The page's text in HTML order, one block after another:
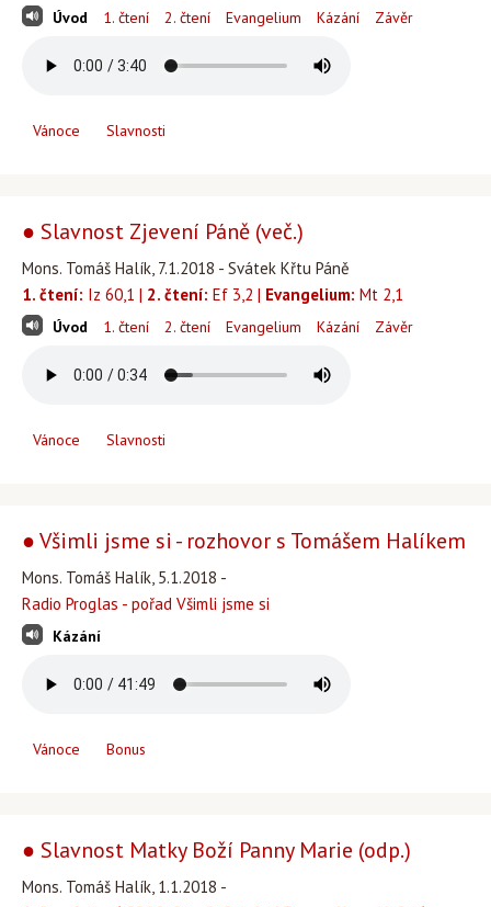
Úvod 1. čtení 2. čtení Evangelium Kázání Závěr
Vánoce Slavnosti
● Slavnost Zjevení Páně (več.)
Mons. Tomáš Halík, 7.1.2018 - Svátek Křtu Páně
1. čtení: Iz 60,1 | 2. čtení: Ef 3,2 | Evangelium: Mt 2,1
Úvod 1. čtení 2. čtení Evangelium Kázání Závěr
Vánoce Slavnosti
● Všimli jsme si - rozhovor s Tomášem Halíkem
Mons. Tomáš Halík, 5.1.2018 -
Radio Proglas - pořad Všimli jsme si
Kázání
Vánoce Bonus
● Slavnost Matky Boží Panny Marie (odp.)
Mons. Tomáš Halík, 1.1.2018 -